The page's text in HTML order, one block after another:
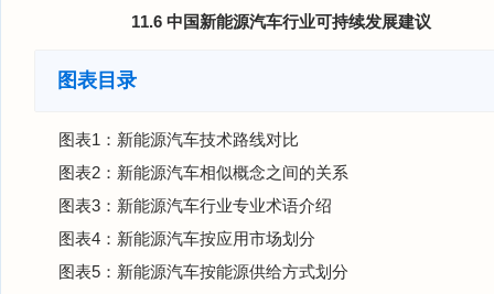
11.6 中国新能源汽车行业可持续发展建议
图表目录
图表1：新能源汽车技术路线对比
图表2：新能源汽车相似概念之间的关系
图表3：新能源汽车行业专业术语介绍
图表4：新能源汽车按应用市场划分
图表5：新能源汽车按能源供给方式划分